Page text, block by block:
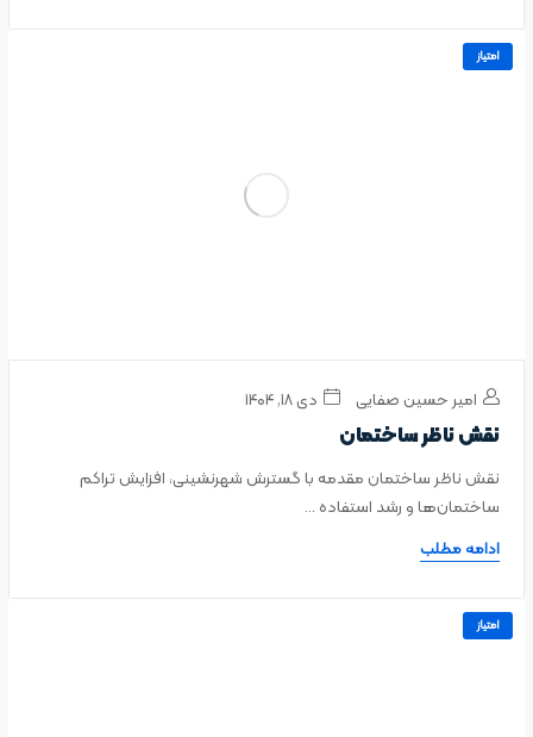
امتیاز
امیر حسین صفایی دی ۱۸, ۱۴۰۴
نقش ناظر ساختمان
نقش ناظر ساختمان مقدمه با گسترش شهرنشینی، افزایش تراکم
ساختمان‌ها و رشد استفاده ...
ادامه مطلب
امتیاز